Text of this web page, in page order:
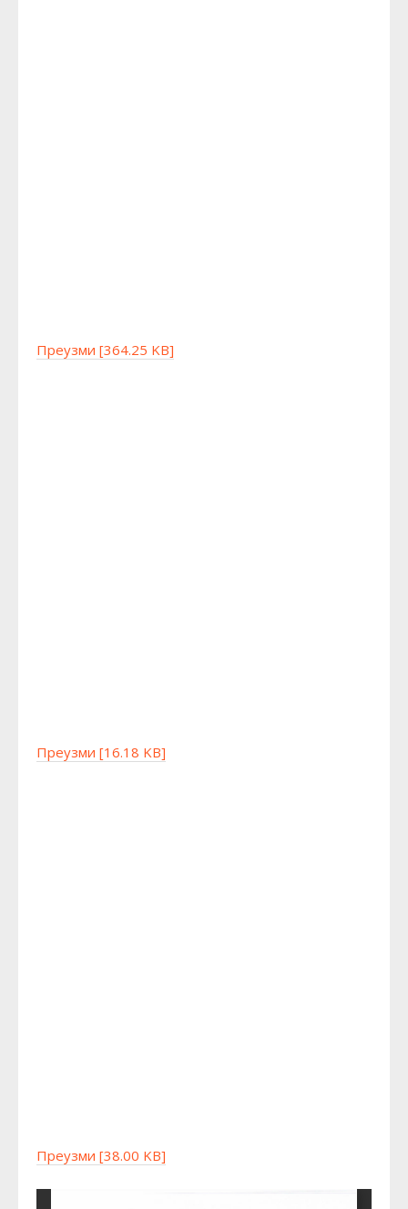
Преузми [364.25 KB]
Преузми [16.18 KB]
Преузми [38.00 KB]